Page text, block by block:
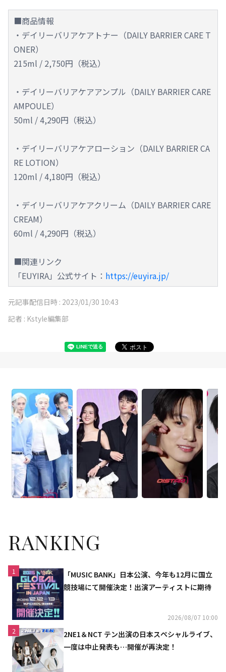
■商品情報
・デイリーバリアケアトナー（DAILY BARRIER CARE T
ONER）
215ml / 2,750円（税込）
・デイリーバリアケアアンプル（DAILY BARRIER CARE
AMPOULE）
50ml / 4,290円（税込）
・デイリーバリアケアローション（DAILY BARRIER CA
RE LOTION）
120ml / 4,180円（税込）
・デイリーバリアケアクリーム（DAILY BARRIER CARE
CREAM）
60ml / 4,290円（税込）
■関連リンク
「EUYIRA」公式サイト： https://euyira.jp/
元記事配信日時 : 2023/01/30 10:43
記者 : Kstyle編集部
RANKING
1
「MUSIC BANK」日本公演、今年も12月に国立
競技場にて開催決定！出演アーティストに期待
2026/08/07 10:00
2
2NE1＆NCT テン出演の日本スペシャルライブ、
一度は中止発表も…開催が再決定！